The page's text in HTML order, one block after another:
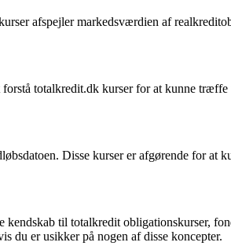
afspejler markedsværdien af
totalkredit.dk kurser for at kunne
Disse kurser er afgørende for at
til totalkredit obligationskurser,
du er usikker på nogen af disse koncepter.